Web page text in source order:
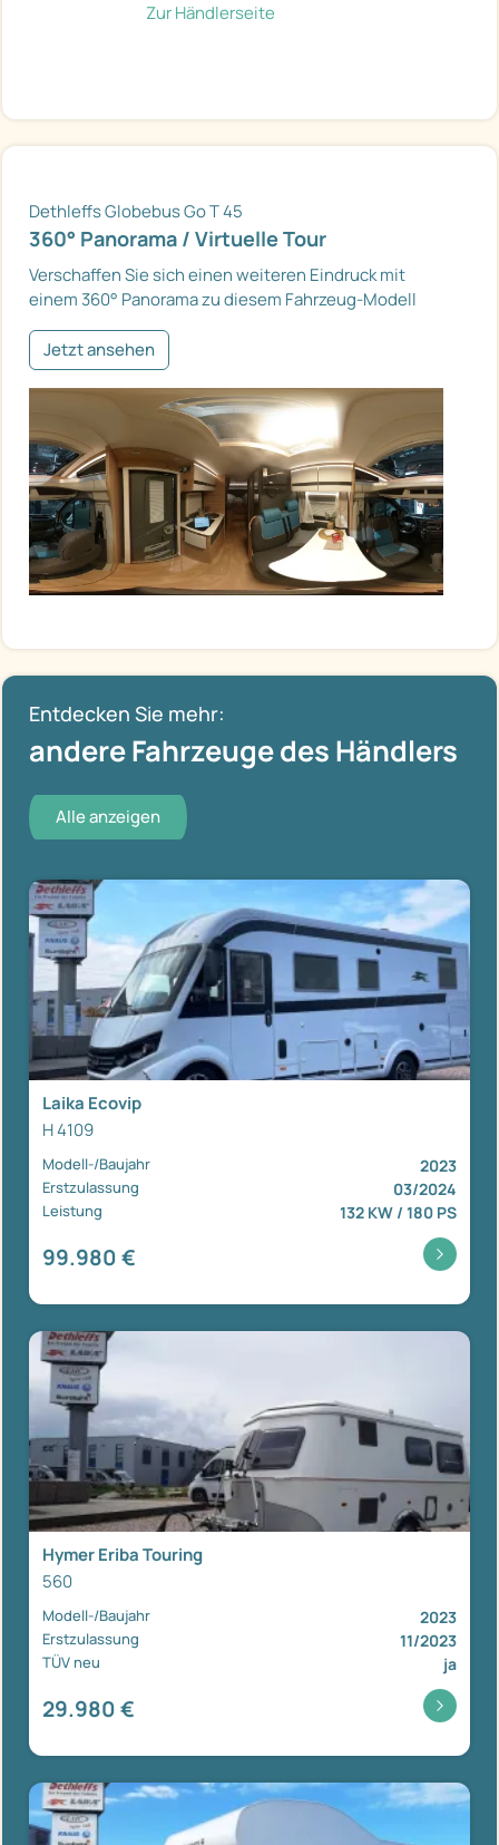
Zur Händlerseite
Dethleffs Globebus Go T 45
360° Panorama / Virtuelle Tour
Verschaffen Sie sich einen weiteren Eindruck mit
einem 360° Panorama zu diesem Fahrzeug-Modell
Jetzt ansehen
Entdecken Sie mehr:
andere Fahrzeuge des Händlers
Alle anzeigen
Laika Ecovip
H 4109
Modell-/Baujahr 2023
Erstzulassung 03/2024
Leistung 132 KW / 180 PS
99.980 €
Hymer Eriba Touring
560
Modell-/Baujahr 2023
Erstzulassung 11/2023
TÜV neu ja
29.980 €